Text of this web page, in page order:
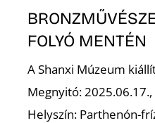
FOLYÓ MENTÉN
A Shanxi Múzeum
Megnyitó: 2025.06.17.,
Helyszín: Parthenón-